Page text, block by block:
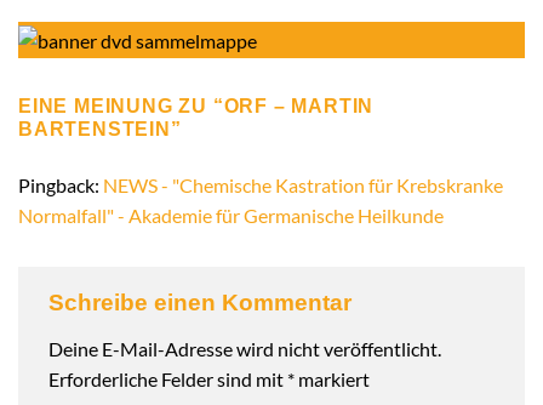
EINE MEINUNG ZU “ORF – MARTIN
BARTENSTEIN ”
Pingback: NEWS - "Chemische Kastration für Krebskranke
Normalfall" - Akademie für Germanische Heilkunde
Schreibe einen Kommentar
Deine E-Mail-Adresse wird nicht veröffentlicht.
Erforderliche Felder sind mit * markiert